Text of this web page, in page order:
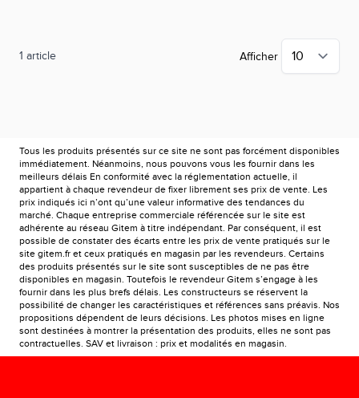
1 article Afficher
Tous les produits présentés sur ce site ne sont pas forcément disponibles
immédiatement. Néanmoins, nous pouvons vous les fournir dans les
meilleurs délais En conformité avec la réglementation actuelle, il
appartient à chaque revendeur de fixer librement ses prix de vente. Les
prix indiqués ici n’ont qu’une valeur informative des tendances du
marché. Chaque entreprise commerciale référencée sur le site est
adhérente au réseau Gitem à titre indépendant. Par conséquent, il est
possible de constater des écarts entre les prix de vente pratiqués sur le
site gitem.fr et ceux pratiqués en magasin par les revendeurs. Certains
des produits présentés sur le site sont susceptibles de ne pas être
disponibles en magasin. Toutefois le revendeur Gitem s’engage à les
fournir dans les plus brefs délais. Les constructeurs se réservent la
possibilité de changer les caractéristiques et références sans préavis. Nos
propositions dépendent de leurs décisions. Les photos mises en ligne
sont destinées à montrer la présentation des produits, elles ne sont pas
contractuelles. SAV et livraison : prix et modalités en magasin.